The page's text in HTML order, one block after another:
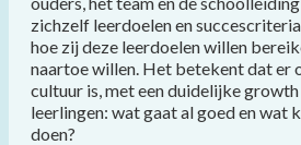
zichzelf leerdoelen en
hoe zij deze leerdoelen willen
naartoe willen. Het betekent dat er
cultuur is, met een duidelijke
leerlingen: wat gaat al goed en wat
doen?